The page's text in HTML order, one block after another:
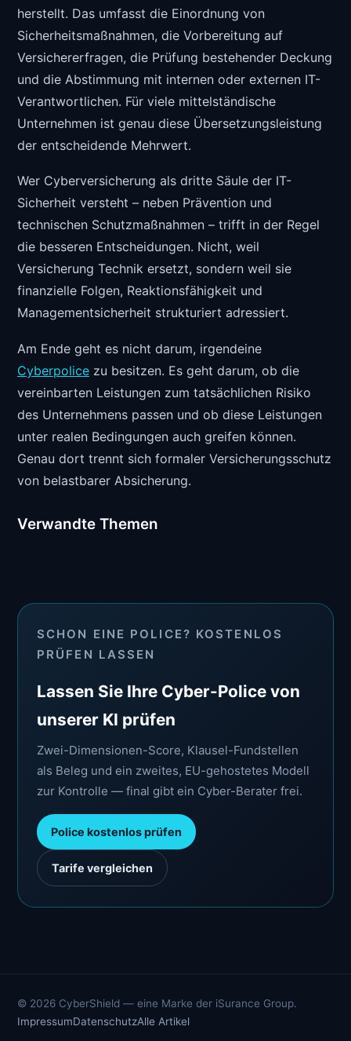
herstellt. Das umfasst die Einordnung von
Sicherheitsmaßnahmen, die Vorbereitung auf
Versichererfragen, die Prüfung bestehender Deckung
und die Abstimmung mit internen oder externen IT-
Verantwortlichen. Für viele mittelständische
Unternehmen ist genau diese Übersetzungsleistung
der entscheidende Mehrwert.
Wer Cyberversicherung als dritte Säule der IT-
Sicherheit versteht – neben Prävention und
technischen Schutzmaßnahmen – trifft in der Regel
die besseren Entscheidungen. Nicht, weil
Versicherung Technik ersetzt, sondern weil sie
finanzielle Folgen, Reaktionsfähigkeit und
Managementsicherheit strukturiert adressiert.
Am Ende geht es nicht darum, irgendeine
Cyberpolice zu besitzen. Es geht darum, ob die
vereinbarten Leistungen zum tatsächlichen Risiko
des Unternehmens passen und ob diese Leistungen
unter realen Bedingungen auch greifen können.
Genau dort trennt sich formaler Versicherungsschutz
von belastbarer Absicherung.
Verwandte Themen
SCHON EINE POLICE? KOSTENLOS
PRÜFEN LASSEN
Lassen Sie Ihre Cyber-Police von
unserer KI prüfen
Zwei-Dimensionen-Score, Klausel-Fundstellen
als Beleg und ein zweites, EU-gehostetes Modell
zur Kontrolle — final gibt ein Cyber-Berater frei.
Police kostenlos prüfen
Tarife vergleichen
© 2026 CyberShield — eine Marke der iSurance Group.
ImpressumDatenschutzAlle Artikel